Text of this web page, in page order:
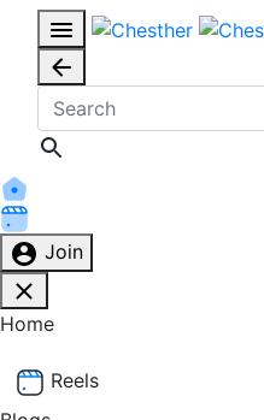
Join
Home
Reels